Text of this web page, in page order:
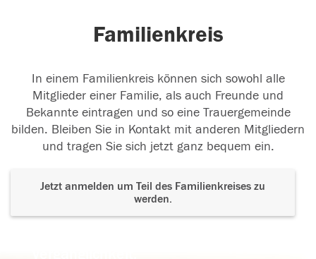
Familienkreis
In einem Familienkreis können sich sowohl alle
Mitglieder einer Familie, als auch Freunde und
Bekannte eintragen und so eine Trauergemeinde
bilden. Bleiben Sie in Kontakt mit anderen Mitgliedern
und tragen Sie sich jetzt ganz bequem ein.
Jetzt anmelden um Teil des Familienkreises zu
werden.